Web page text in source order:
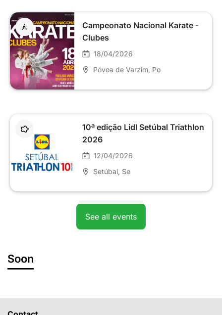
Campeonato Nacional Karate -
Clubes
18/04/2026
Póvoa de Varzim , Po
10ª edição Lidl Setúbal Triathlon
2026
12/04/2026
Setúbal , Se
See all events
Soon